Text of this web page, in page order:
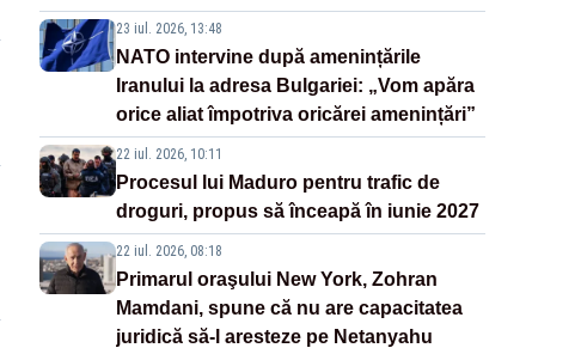
23 iul. 2026, 13:48
NATO intervine după amenințările
Iranului la adresa Bulgariei: „Vom apăra
orice aliat împotriva oricărei amenințări”
22 iul. 2026, 10:11
Procesul lui Maduro pentru trafic de
droguri, propus să înceapă în iunie 2027
22 iul. 2026, 08:18
Primarul oraşului New York, Zohran
Mamdani, spune că nu are capacitatea
juridică să-l aresteze pe Netanyahu